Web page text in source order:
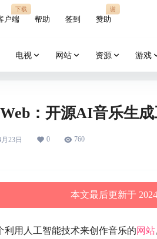
户端
下载
帮助 签到 赞助
谢
电视 网站 资源 游戏
：开源AI音乐生
23日 0 760
本文最后更新于
利用人工智能技术来创作音乐的网站